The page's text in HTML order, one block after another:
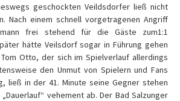
geschockten Veildsdorfer ließ nicht
Nach einem schnell vorgetragenen Angriff
frei stehend für die Gäste zum1:1
hätte Veilsdorf sogar in Führung gehen
Otto, der sich im Spielverlauf allerdings
den Unmut von Spielern und Fans
ließ in der 41. Minute seine Gegner stehen
vehement ab. Der Bad Salzunger